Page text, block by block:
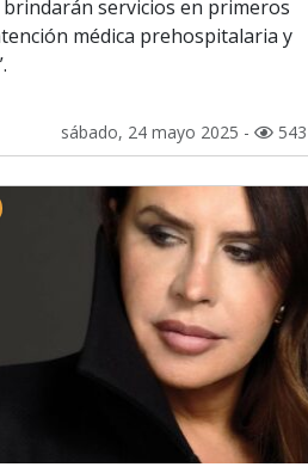
servicios en primeros
médica prehospitalaria y
sábado, 24 mayo 2025 - 543